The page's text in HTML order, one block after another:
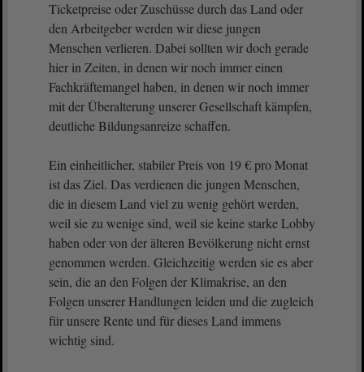
Ticketpreise oder Zuschüsse durch das Land oder
den Arbeitgeber werden wir diese jungen
Menschen verlieren. Dabei sollten wir doch gerade
hier in Zeiten, in denen wir noch immer einen
Fachkräftemangel haben, in denen wir noch immer
mit der Überalterung unserer Gesellschaft kämpfen,
deutliche Bildungsanreize schaffen.
Ein einheitlicher, stabiler Preis von 19 € pro Monat
ist das Ziel. Das verdienen die jungen Menschen,
die in diesem Land viel zu wenig gehört werden,
weil sie zu wenige sind, weil sie keine starke Lobby
haben oder von der älteren Bevölkerung nicht ernst
genommen werden. Gleichzeitig werden sie es aber
sein, die an den Folgen der Klimakrise, an den
Folgen unserer Handlungen leiden und die zugleich
für unsere Rente und für dieses Land immens
wichtig sind.